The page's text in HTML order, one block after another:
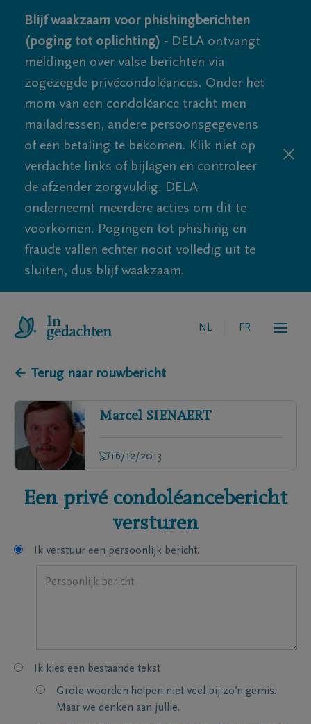
Blijf waakzaam voor phishingberichten
(poging tot oplichting) - DELA ontvangt
meldingen over valse berichten via
zogezegde privécondoléances. Onder het
mom van een condoléance tracht men
mailadressen, andere persoonsgegevens
of een betaling te bekomen. Klik niet op
verdachte links of bijlagen en controleer
de afzender zorgvuldig. DELA
onderneemt meerdere acties om dit te
voorkomen. Pogingen tot phishing en
fraude vallen echter nooit volledig uit te
sluiten, dus blijf waakzaam.
NL FR
← Terug naar rouwbericht
Marcel SIENAERT
16/12/2013
Een privé condoléancebericht
versturen
Ik verstuur een persoonlijk bericht.
Ik kies een bestaande tekst
Grote woorden helpen niet veel bij zo’n gemis.
Maar we denken aan jullie.